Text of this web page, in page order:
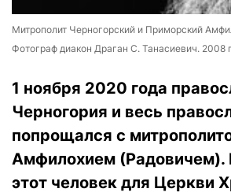
Митрополит Черногорский и Приморский
Фотограф диакон Драган С. Танасиевич. 2008
1 ноября 2020 года
Черногория и весь
попрощался с
Амфилохием
этот человек для Церкви